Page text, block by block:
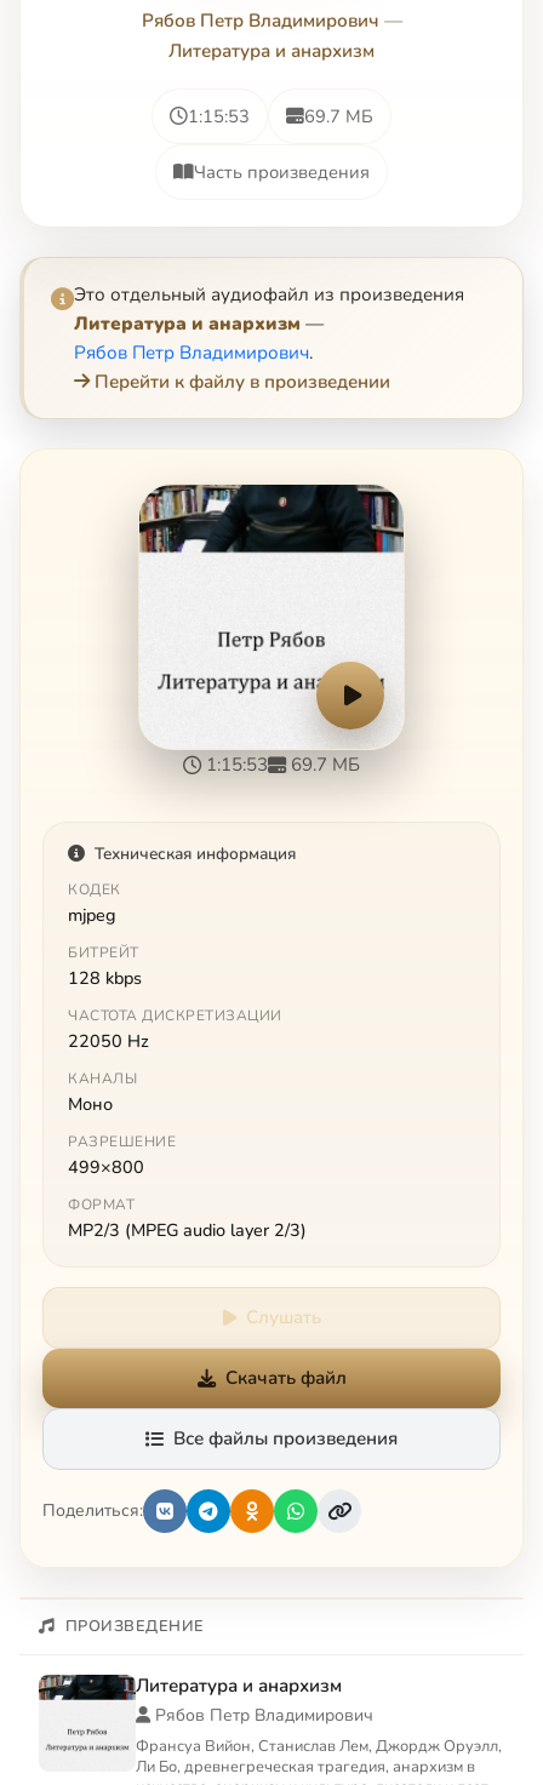
Рябов Петр Владимирович —
Литература и анархизм
1:15:53 69.7 МБ
Часть произведения
Это отдельный аудиофайл из произведения
Литература и анархизм —
Рябов Петр Владимирович.
Перейти к файлу в произведении
1:15:53 69.7 МБ
Техническая информация
КОДЕК
mjpeg
БИТРЕЙТ
128 kbps
ЧАСТОТА ДИСКРЕТИЗАЦИИ
22050 Hz
КАНАЛЫ
Моно
РАЗРЕШЕНИЕ
499×800
ФОРМАТ
MP2/3 (MPEG audio layer 2/3)
Слушать
Скачать файл
Все файлы произведения
Поделиться:
ПРОИЗВЕДЕНИЕ
Литература и анархизм
Рябов Петр Владимирович
Франсуа Вийон, Станислав Лем, Джордж Оруэлл,
Ли Бо, древнегреческая трагедия, анархизм в